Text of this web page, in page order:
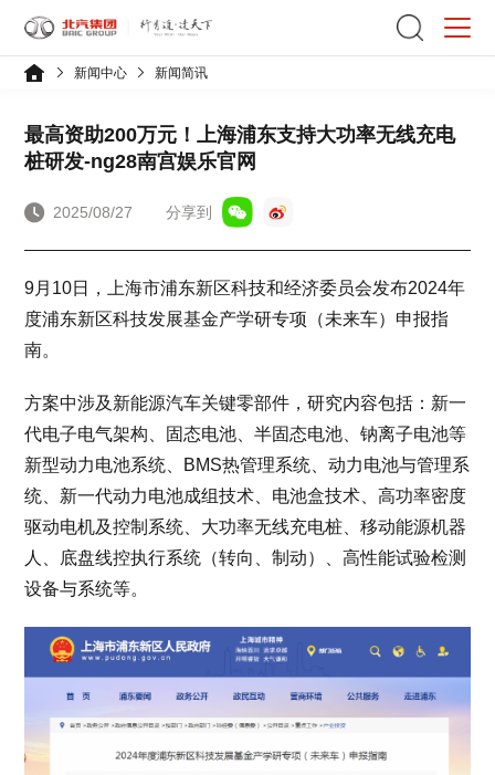
新闻中心 新闻简讯
最高资助200万元！上海浦东支持大功率无线充电
桩研发-ng28南宫娱乐官网
2025/08/27 分享到
9月10日，上海市浦东新区科技和经济委员会发布2024年
度浦东新区科技发展基金产学研专项（未来车）申报指
南。
方案中涉及新能源汽车关键零部件，研究内容包括：新一
代电子电气架构、固态电池、半固态电池、钠离子电池等
新型动力电池系统、BMS热管理系统、动力电池与管理系
统、新一代动力电池成组技术、电池盒技术、高功率密度
驱动电机及控制系统、大功率无线充电桩、移动能源机器
人、底盘线控执行系统（转向、制动）、高性能试验检测
设备与系统等。